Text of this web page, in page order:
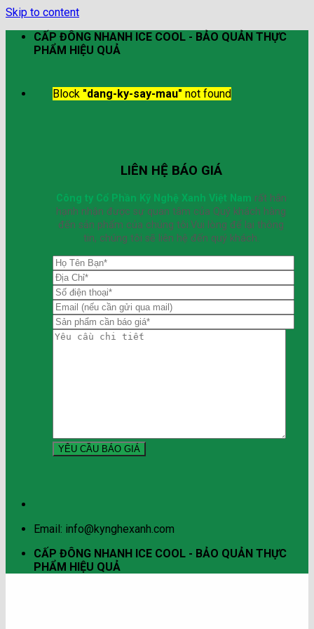
Skip to content
CẤP ĐÔNG NHANH ICE COOL - BẢO QUẢN THỰC
PHẨM HIỆU QUẢ
Block "dang-ky-say-mau" not found
LIÊN HỆ BÁO GIÁ
Công ty Cổ Phần Kỹ Nghệ Xanh Việt Nam rất hân
hạnh nhận được sự quan tâm của Quý khách hàng
đến sản phẩm của chúng tôi.Vui lòng để lại thông
tin, chúng tôi sẽ liên hệ đến quý khách.
Email: info@kynghexanh.com
CẤP ĐÔNG NHANH ICE COOL - BẢO QUẢN THỰC
PHẨM HIỆU QUẢ